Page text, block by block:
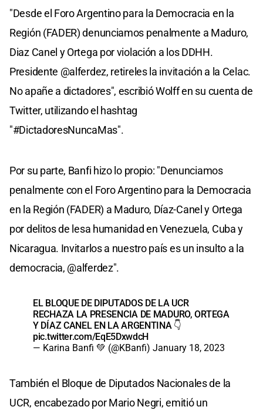
"Desde el Foro Argentino para la Democracia en la
Región (FADER) denunciamos penalmente a Maduro,
Diaz Canel y Ortega por violación a los DDHH.
Presidente @alferdez, retireles la invitación a la Celac.
No apañe a dictadores", escribió Wolff en su cuenta de
Twitter, utilizando el hashtag
"#DictadoresNuncaMas".
Por su parte, Banfi hizo lo propio: "Denunciamos
penalmente con el Foro Argentino para la Democracia
en la Región (FADER) a Maduro, Díaz-Canel y Ortega
por delitos de lesa humanidad en Venezuela, Cuba y
Nicaragua. Invitarlos a nuestro país es un insulto a la
democracia, @alferdez".
EL BLOQUE DE DIPUTADOS DE LA UCR
RECHAZA LA PRESENCIA DE MADURO, ORTEGA
Y DÍAZ CANEL EN LA ARGENTINA 👇
pic.twitter.com/EqE5DxwdcH
— Karina Banfi 💚 (@KBanfi) January 18, 2023
También el Bloque de Diputados Nacionales de la
UCR, encabezado por Mario Negri, emitió un